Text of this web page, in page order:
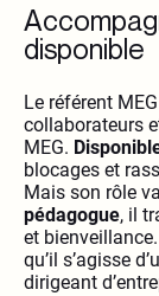
disponible
Le référent
collaborateurs
MEG.
blocages et
Mais son rôle
pédagogue, il
et
qu’il s’agisse
dirigeant